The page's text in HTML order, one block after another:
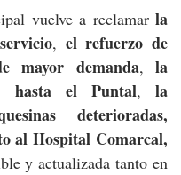
vuelve a reclamar la
, el refuerzo de
mayor demanda,la
hasta el Puntal,la
deterioradas,
al Hospital Comarcal,
y actualizada tanto en